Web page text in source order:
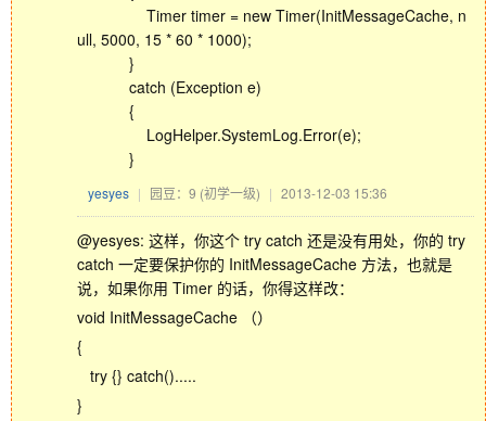
Timer timer = new Timer(InitMessageCache, n
ull, 5000, 15 * 60 * 1000);
}
catch (Exception e)
{
LogHelper.SystemLog.Error(e);
}
yesyes | 园豆：9 (初学一级) | 2013-12-03 15:36
@yesyes: 这样，你这个 try catch 还是没有用处，你的 try
catch 一定要保护你的 InitMessageCache 方法，也就是
说，如果你用 Timer 的话，你得这样改：
void InitMessageCache （）
{
try {} catch().....
}